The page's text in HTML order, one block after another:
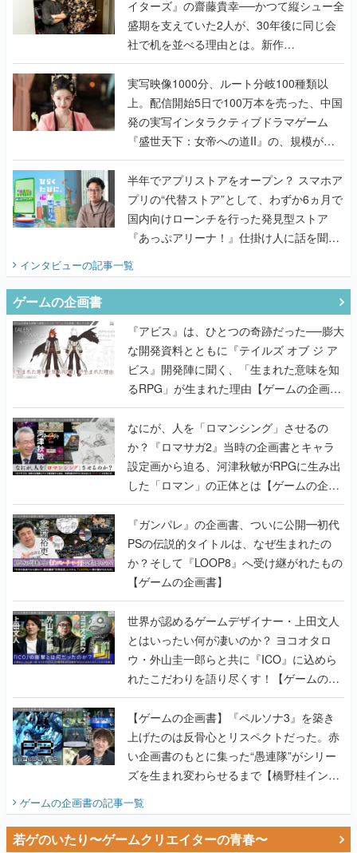
イターズ』の齋藤貴幸──かつて縦シュー全
盛期を支えていた2人が、30年後に同じ会
社で机を並べる理由とは。新作
『TATSUJIN EXTREME』で初タッグを組
んだレジェンド2人に訊く開発秘話
実写映像1000分、ルート分岐100種類以
上。配信開始5日で100万本を売った、中国
発の実写インタラクティブドラマゲーム
『盛世天下：女帝への道II』の、規模が違
うこだわりをプロデューサーに聞いた
半年でアプリストアをオープン？ スマホア
プリの“代替ストア”として、わずか6ヵ月で
国内向けローンチを行った発見型ストア
『あっぷアリーナ！』仕掛け人に話を聞い
インタビューの記事一覧
ゲームの企画書
『アビス』は、ひとつの奇跡だった──膨大
な開発資料とともに『テイルズ オブ ジ ア
ビス』開発陣に聞く、「生まれた意味を知
るRPG」が生まれた理由【ゲームの企画
書】
なにが、人を「ロマンシング」させるの
か？『ロマサガ2』当時の企画書とキャラ
設定画から迫る、河津秋敏がRPGに生み出
した「ロマン」の正体とは【ゲームの企画
書】
『ガンパレ』の企画書、ついに公開━初代
PSの伝説的タイトルは、なぜ生まれたの
か？そして『LOOP8』へ受け継がれたもの
【ゲームの企画書】
世界が認めるゲームデザイナー・上田文人
とはいったい何が凄いのか？ ヨコオタロ
ウ・外山圭一郎らと共に『ICO』に込めら
れたこだわりを語り尽くす！【ゲームの企
画書】
【ゲームの企画書】『ペルソナ3』を築き
上げたのは反骨心とリスペクトだった。赤
い企画書のもとに集った“愚連隊”がシリー
ズを生まれ変わらせるまで【橋野桂インタ
ゲームの企画書の記事一覧
若ゲのいたり〜ゲームクリエイターの青春〜